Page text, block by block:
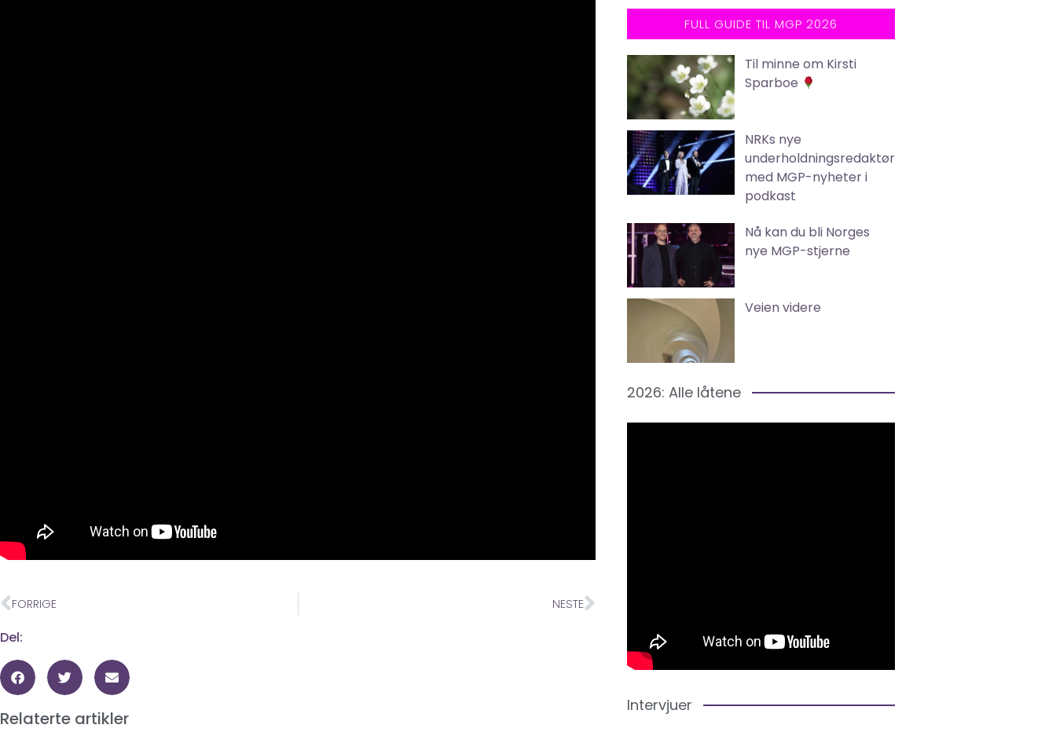
FORRIGE NESTE
Del:
Relaterte artikler
FULL GUIDE TIL MGP 2026
Til minne om Kirsti
Sparboe
NRKs nye
underholdningsredaktør
med MGP-nyheter i
podkast
Nå kan du bli Norges
nye MGP-stjerne
Veien videre
2026: Alle låtene
Intervjuer